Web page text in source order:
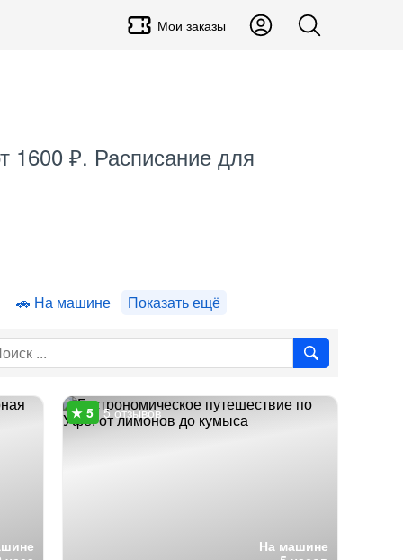
Мои заказы
1600 ₽. Расписание для
На машине Показать ещё
На машине
5 отзывов